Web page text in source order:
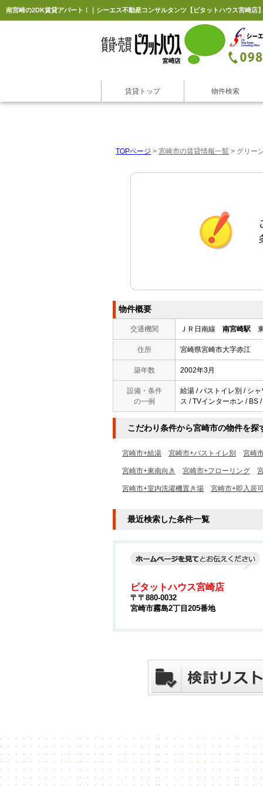
南宮崎の2DK賃貸アパート！｜シーエス不動産コンサルタンツ【ピタットハウス宮崎店
賃貸トップ 物件検索
TOPページ > 宮崎市の賃貸情報一覧 > グリー
物件概要
交通機関 ＪＲ日南線 南宮崎駅
住所 宮崎県宮崎市大字赤江
築年数 2002年3月
設備・条件
の一例
給湯 / バストイレ別 / シ
ス / TVインターホン / BS
こだわり条件から宮崎市の物件を探
宮崎市+給湯 宮崎市+バストイレ別 宮崎
宮崎市+東南向き 宮崎市+フローリング
宮崎市+室内洗濯機置き場 宮崎市+即入居
最近検索した条件一覧
ピタットハウス宮崎店
〒〒880-0032
宮崎市霧島2丁目205番地